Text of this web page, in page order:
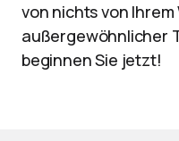
von nichts von Ihrem
außergewöhnlicher
beginnen Sie jetzt!